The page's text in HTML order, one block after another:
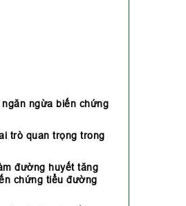
ngừa biến chứng
trò quan trọng trong
đường huyết tăng
chứng tiểu đường